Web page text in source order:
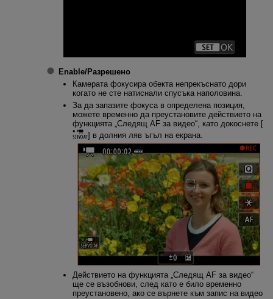
Enable/Разрешено
Камерата фокусира обекта непрекъснато дори
когато не сте натиснали спусъка наполовина.
За да запазите фокуса в определена позиция,
можете временно да преустановите действието на
функцията „Следящ AF за видео“, като докоснете [
] в долния ляв ъгъл на екрана.
Действието на функцията „Следящ AF за видео“
ще се възобнови, след като е било временно
преустановено, ако се върнете към запис на видео